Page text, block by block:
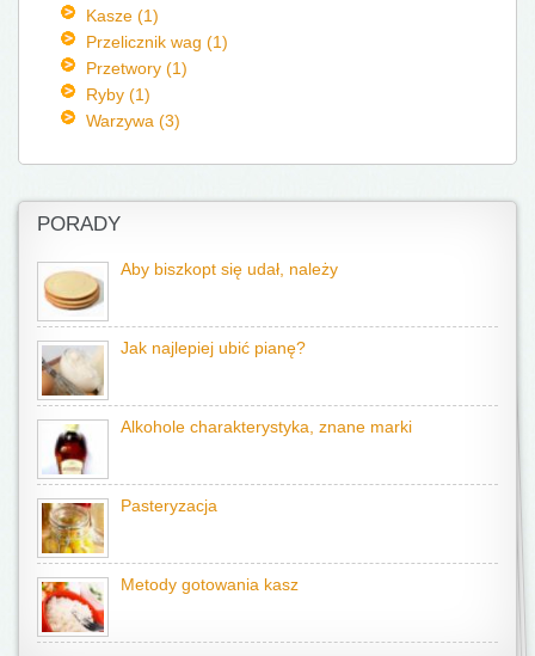
Kasze (1)
Przelicznik wag (1)
Przetwory (1)
Ryby (1)
Warzywa (3)
PORADY
Aby biszkopt się udał, należy
Jak najlepiej ubić pianę?
Alkohole charakterystyka, znane marki
Pasteryzacja
Metody gotowania kasz